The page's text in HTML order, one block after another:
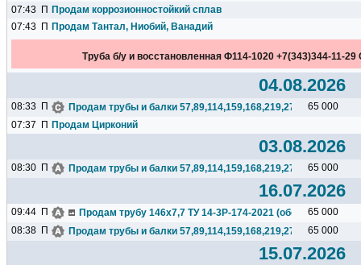
07:43
П Продам коррозионностойкий сплав
07:43 П Продам Тантал, Ниобий, Ванадий
Труба б/у и восстановленная Ф114-1020 +7(343)344-11-
04.08.2026
08:33 П Продам трубы и балки
65 000
07:37
П Продам Цирконий
03.08.2026
08:30 П Продам трубы и балки 65 000
16.07.2026
09:44 П Продам трубу 146х7,7 ТУ 14-3Р-174-2021 (обсадная),
65 000
08:38 П Продам трубы и балки 65 000
15.07.2026